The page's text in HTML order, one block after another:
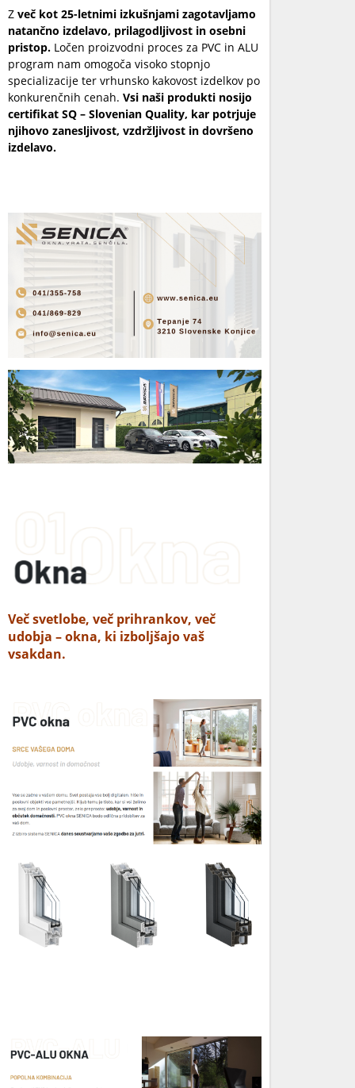
Z več kot 25-letnimi izkušnjami zagotavljamo
natančno izdelavo, prilagodljivost in osebni
pristop. Ločen proizvodni proces za PVC in ALU
program nam omogoča visoko stopnjo
specializacije ter vrhunsko kakovost izdelkov po
konkurenčnih cenah. Vsi naši produkti nosijo
certifikat SQ – Slovenian Quality, kar potrjuje
njihovo zanesljivost, vzdržljivost in dovršeno
izdelavo.
Več svetlobe, več prihrankov, več
udobja – okna, ki izboljšajo vaš
vsakdan.